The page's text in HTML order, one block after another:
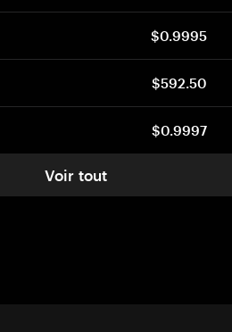
$0.9995
$592.50
$0.9997
Voir tout